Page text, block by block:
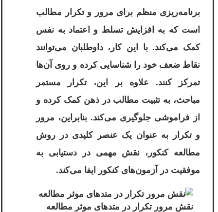
برنامه‌ریزی منظم برای مرور و تکرار مطالب
است که به افزایش تسلط و اعتماد به نفس
کمک می‌کند. با این کار، داوطلبان می‌توانند
نقاط ضعف خود را شناسایی کرده و روی آن‌ها
تمرکز کنند. علاوه بر این، تکرار مستمر
مباحث، به تثبیت مطالب در ذهن کمک کرده و
از فراموشی جلوگیری می‌کند. بنابراین، مرور
و تکرار به عنوان یک عنصر کلیدی در روش
مطالعه کنکور، نقش مهمی در دستیابی به
موفقیت در آزمون‌های کنکور ایفا می‌کند.
نقش مرور تکرار در متدهای موثر مطالعه